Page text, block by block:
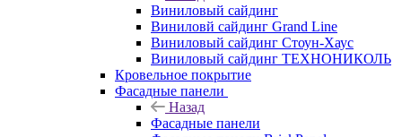
Виниловый сайдинг
Виниловй сайдинг Grand Line
Виниловый сайдинг Стоун-Хаус
Виниловый сайдинг ТЕХНОНИКОЛЬ
Кровельное покрытие
Фасадные панели
Назад
Фасадные панели